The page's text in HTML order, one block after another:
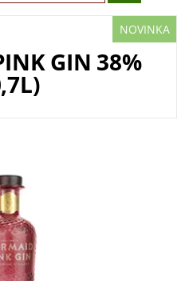
NOVINKA
GIN 38%